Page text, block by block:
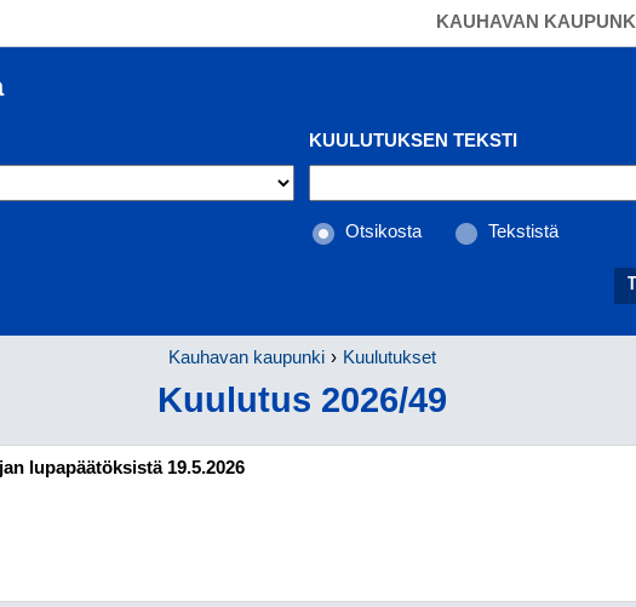
KAUHAVAN KAUPUNKI
KUULUTUKSEN TEKSTI
Otsikosta Tekstistä
Kauhavan kaupunki Kuulutukset
Kuulutus 2026/49
lupapäätöksistä 19.5.2026